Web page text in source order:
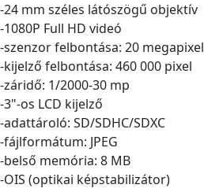
-24 mm széles látószögű objektív
-1080P Full HD videó
-szenzor felbontása: 20 megapixel
-kijelző felbontása: 460 000 pixel
-záridő: 1/2000-30 mp
-3"-os LCD kijelző
-adattároló: SD/SDHC/SDXC
-fájlformátum: JPEG
-belső memória: 8 MB
-OIS (optikai képstabilizátor)